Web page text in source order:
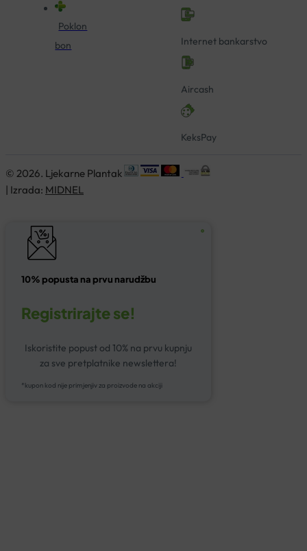
Poklon
bon
Internet bankarstvo
Aircash
KeksPay
© 2026. Ljekarne Plantak
| Izrada: MIDNEL
10% popusta na prvu narudžbu
Registrirajte se!
Iskoristite popust od 10% na prvu kupnju
za sve pretplatnike newslettera!
*kupon kod nije primjenjiv za proizvode na akciji